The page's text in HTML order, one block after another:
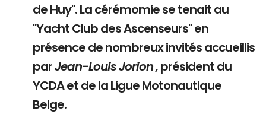
de Huy". La cérémomie se tenait au
"Yacht Club des Ascenseurs" en
présence de nombreux invités accueillis
parJean-Louis Jorion ,président du
YCDA et de la Ligue Motonautique
Belge.